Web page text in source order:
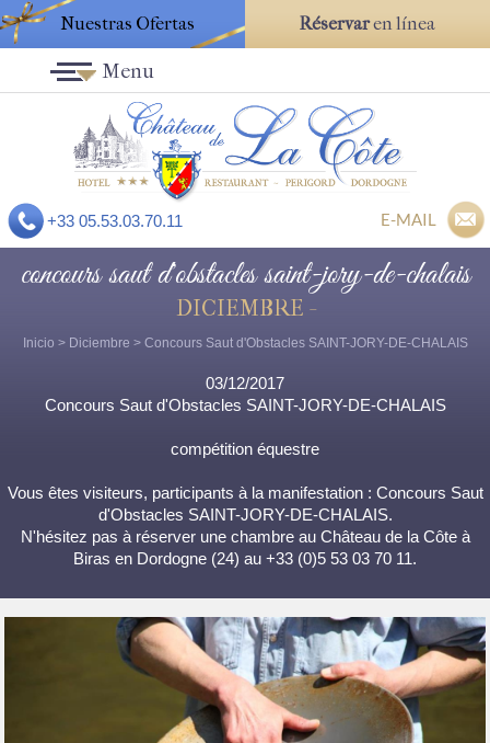
Nuestras Ofertas Réservaren línea
+33 05.53.03.70.11 E-MAIL
Menu
concours saut d'obstacles saint-jory-de-chalais
DICIEMBRE -
Inicio > Diciembre > Concours Saut d'Obstacles SAINT-JORY-DE-CHALAIS
03/12/2017
Concours Saut d'Obstacles SAINT-JORY-DE-CHALAIS
compétition équestre
Vous êtes visiteurs, participants à la manifestation : Concours Saut
d'Obstacles SAINT-JORY-DE-CHALAIS.
N'hésitez pas à réserver une chambre au Château de la Côte à
Biras en Dordogne (24) au +33 (0)5 53 03 70 11.